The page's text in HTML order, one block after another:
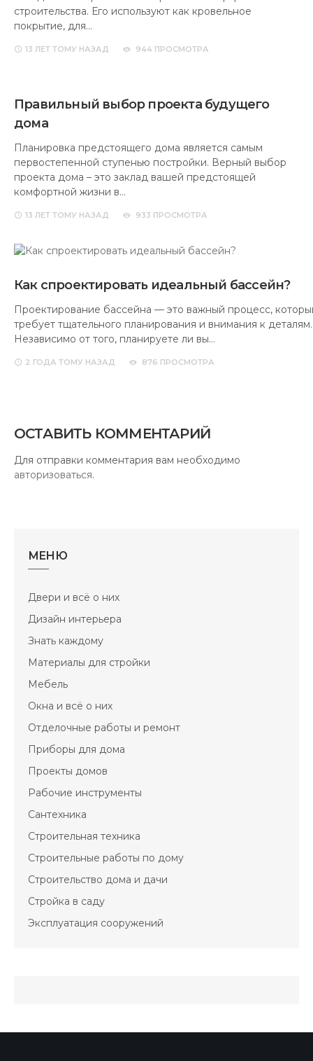
строительства. Его используют как кровельное
покрытие, для…
13 ЛЕТ ТОМУ НАЗАД 944 ПРОСМОТРА
Правильный выбор проекта будущего
дома
Планировка предстоящего дома является самым
первостепенной ступенью постройки. Верный выбор
проекта дома – это заклад вашей предстоящей
комфортной жизни в…
13 ЛЕТ ТОМУ НАЗАД 933 ПРОСМОТРА
Как спроектировать идеальный бассейн?
Проектирование бассейна — это важный процесс,
требует тщательного планирования и внимания к деталям.
Независимо от того, планируете ли вы…
2 ГОДА ТОМУ НАЗАД 876 ПРОСМОТРА
ОСТАВИТЬ КОММЕНТАРИЙ
Для отправки комментария вам необходимо
авторизоваться.
МЕНЮ
Двери и всё о них
Дизайн интерьера
Знать каждому
Материалы для стройки
Мебель
Окна и всё о них
Отделочные работы и ремонт
Приборы для дома
Проекты домов
Рабочие инструменты
Сантехника
Строительная техника
Строительные работы по дому
Строительство дома и дачи
Стройка в саду
Эксплуатация сооружений